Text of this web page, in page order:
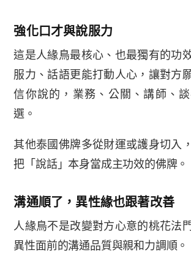
強化口才與說服力
這是人緣鳥最核心、也最獨有的功
服力、話語更能打動人心，讓對方
信你說的，業務、公關、講師、
選。
其他泰國佛牌多從財運或護身切入
把「說話」本身當成主功效的佛牌。
溝通順了，異性緣也跟著改善
人緣鳥不是改變對方心意的桃花法
異性面前的溝通品質與親和力調順。